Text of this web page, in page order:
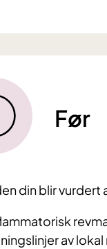
Før
din blir vurdert
av